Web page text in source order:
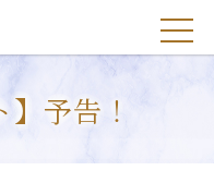
】予告！